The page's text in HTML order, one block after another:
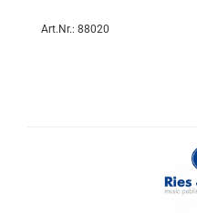
Art.Nr.: 88020